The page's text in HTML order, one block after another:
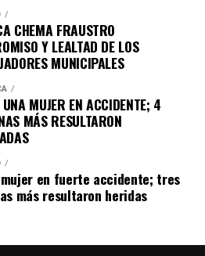
CHEMA FRAUSTRO
Y LEALTAD DE LOS
MUNICIPALES
MUJER EN ACCIDENTE; 4
MÁS RESULTARON
en fuerte accidente; tres
más resultaron heridas